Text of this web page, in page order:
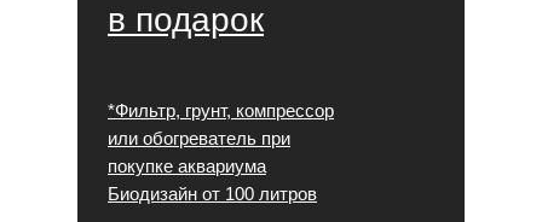
в подарок
*Фильтр, грунт, компрессор
или обогреватель при
покупке аквариума
Биодизайн от 100 литров